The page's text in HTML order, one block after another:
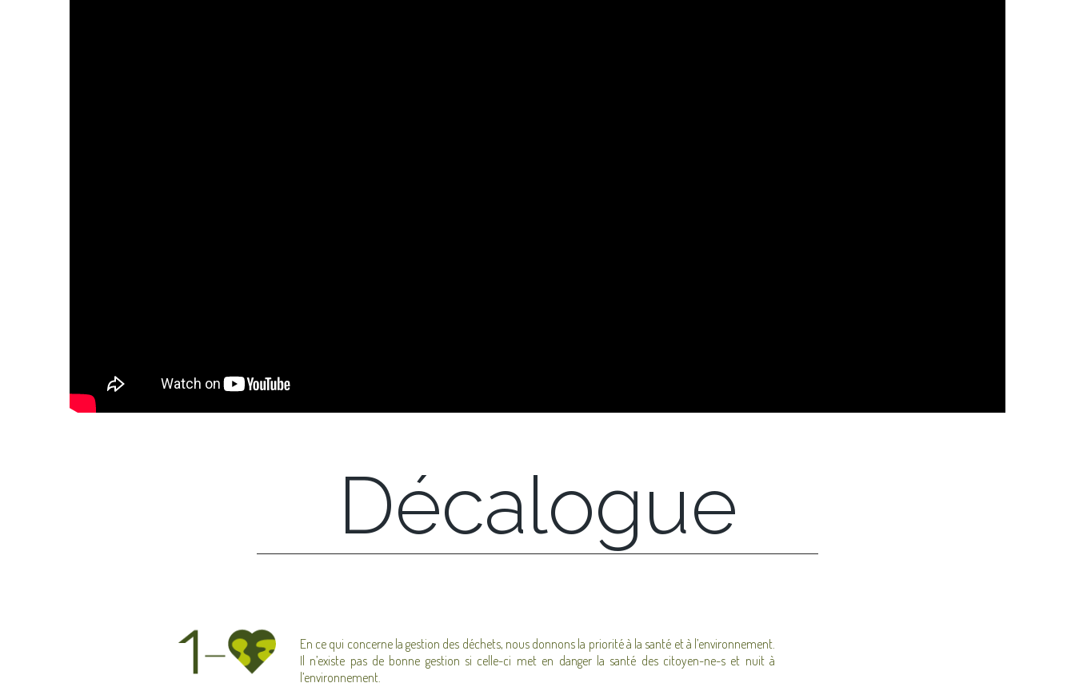
Décalogue
En ce qui concerne la gestion des déchets, nous donnons la priorité à la santé et à l’environnement.
Il n’existe pas de bonne gestion si celle-ci met en danger la santé des citoyen-ne-s et nuit à
l’environnement.